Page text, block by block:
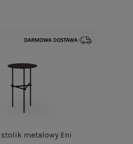
stolik metalowy Eni